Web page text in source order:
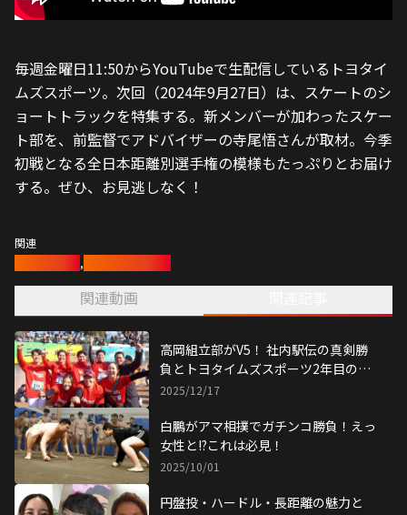
毎週金曜日11:50からYouTubeで生配信しているトヨタイ
ムズスポーツ。次回（2024年9月27日）は、スケートのシ
ョートトラックを特集する。新メンバーが加わったスケー
ト部を、前監督でアドバイザーの寺尾悟さんが取材。今季
初戦となる全日本距離別選手権の模様もたっぷりとお届け
する。ぜひ、お見逃しなく！
関連
,
関連動画
高岡組立部がV5！ 社内駅伝の真剣勝
負とトヨタイムズスポーツ2年目の挑
戦
2025/12/17
白鵬がアマ相撲でガチンコ勝負！えっ
女性と!?これは必見！
2025/10/01
円盤投・ハードル・長距離の魅力と